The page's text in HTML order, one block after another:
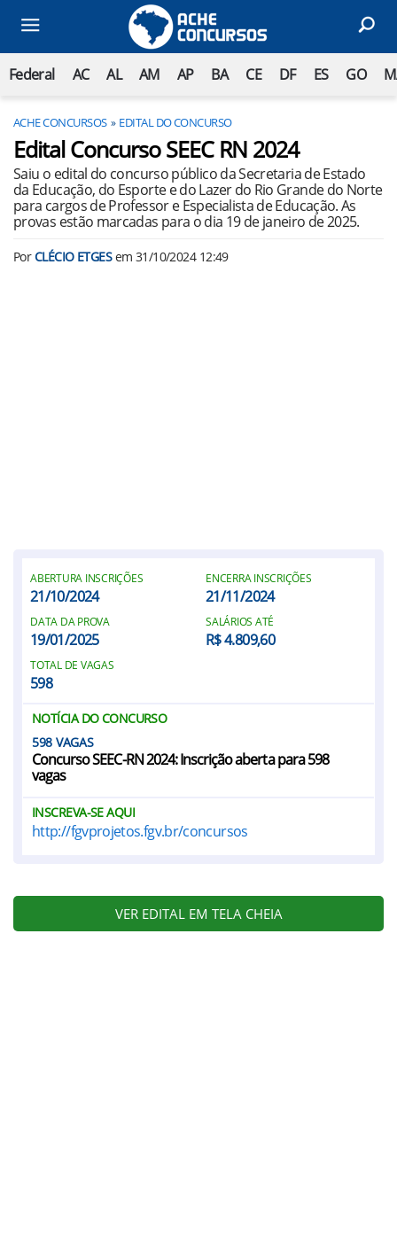
Federal AC AL AM AP BA CE DF ES GO
ACHE CONCURSOS EDITAL DO CONCURSO
Edital Concurso SEEC RN 2024
Saiu o edital do concurso público da Secretaria de Estado
da Educação, do Esporte e do Lazer do Rio Grande do Norte
para cargos de Professor e Especialista de Educação. As
provas estão marcadas para o dia 19 de janeiro de 2025.
PorCLÉCIO ETGESem 31/10/2024 12:49
ABERTURA INSCRIÇÕES
21/10/2024
ENCERRA INSCRIÇÕES
21/11/2024
DATA DA PROVA
19/01/2025
SALÁRIOS ATÉ
R$ 4.809,60
TOTAL DE VAGAS
598
NOTÍCIA DO CONCURSO
598
Concurso SEEC-RN 2024: Inscrição aberta para 598
vagas
INSCREVA-SE AQUI
http://fgvprojetos.fgv.br/concursos
VER EDITAL EM TELA CHEIA